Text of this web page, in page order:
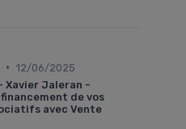
• 12/06/2025
- Xavier Jaleran -
de vos
avec Vente